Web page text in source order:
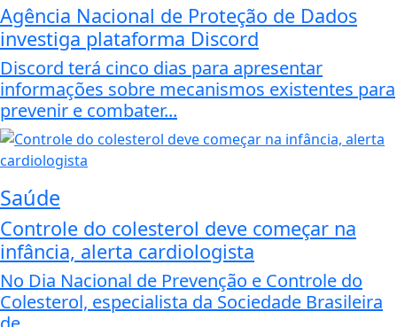
Agência Nacional de Proteção de Dados
investiga plataforma Discord
Discord terá cinco dias para apresentar
informações sobre mecanismos existentes para
prevenir e combater...
Saúde
Controle do colesterol deve começar na
infância, alerta cardiologista
No Dia Nacional de Prevenção e Controle do
Colesterol, especialista da Sociedade Brasileira